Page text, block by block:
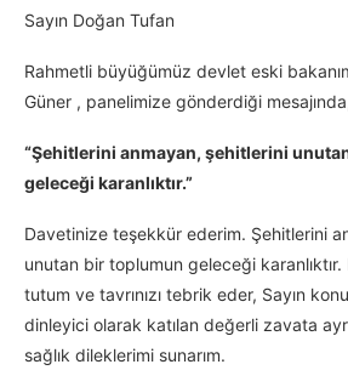
Sayın Doğan Tufan
Rahmetli büyüğümüz devlet eski
Güner , panelimize gönderdiği
“Şehitlerini anmayan, şehitlerini
geleceği karanlıktır.”
Davetinize teşekkür ederim. Şehitlerini
unutan bir toplumun geleceği
tutum ve tavrınızı tebrik eder, Sayın
dinleyici olarak katılan değerli zavata
sağlık dileklerimi sunarım.